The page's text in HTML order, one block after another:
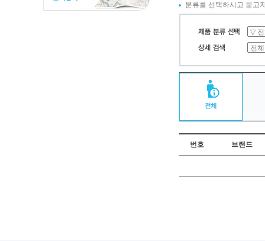
분류를 선택하시고 묻고
번호 브랜드